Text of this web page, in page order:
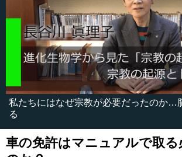
私たちにはなぜ宗教が必要だったのか…
る
車の免許はマニュアルで取る